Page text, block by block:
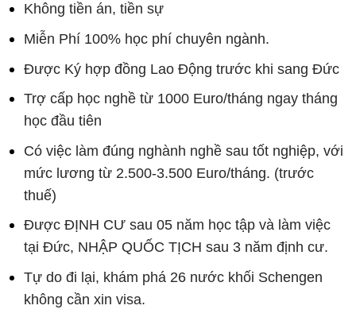
Không tiền án, tiền sự
Miễn Phí 100% học phí chuyên ngành.
Được Ký hợp đồng Lao Động trước khi sang Đức
Trợ cấp học nghề từ 1000 Euro/tháng ngay tháng
học đầu tiên
Có việc làm đúng nghành nghề sau tốt nghiệp, với
mức lương từ 2.500-3.500 Euro/tháng. (trước
thuế)
Được ĐỊNH CƯ sau 05 năm học tập và làm việc
tại Đức, NHẬP QUỐC TỊCH sau 3 năm định cư.
Tự do đi lại, khám phá 26 nước khối Schengen
không cần xin visa.